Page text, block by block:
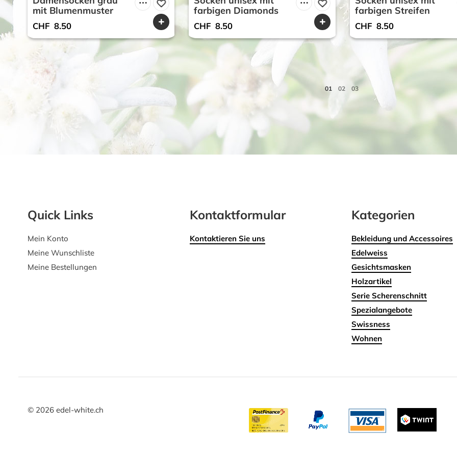
mit Blumenmuster
CHF 8.50
farbigen Diamonds
CHF 8.50
farbigen Streifen
CHF 8.50
Quick Links
Mein Konto
Meine Wunschliste
Meine Bestellungen
Kontaktformular
Kontaktieren Sie uns
Kategorien
Bekleidung und Accessoires
Edelweiss
Gesichtsmasken
Holzartikel
Serie Scherenschnitt
Spezialangebote
Swissness
Wohnen
© 2026edel-white.ch